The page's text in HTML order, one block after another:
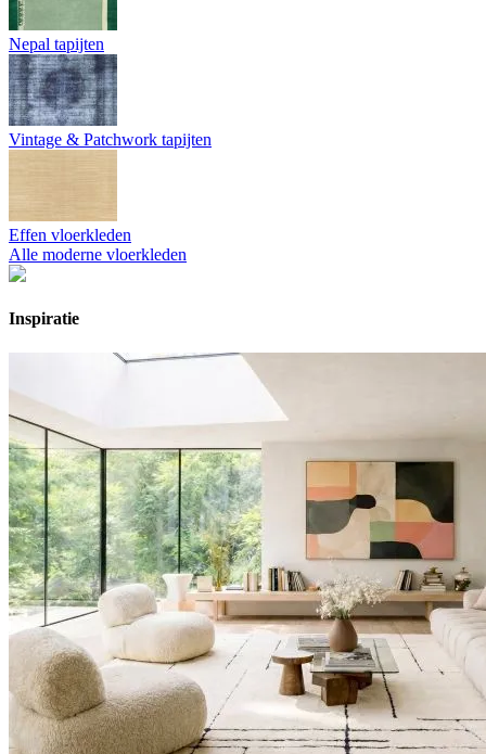
Nepal tapijten
Vintage & Patchwork tapijten
Effen vloerkleden
Alle moderne vloerkleden
Inspiratie